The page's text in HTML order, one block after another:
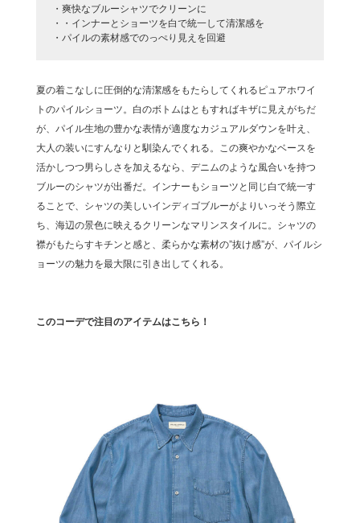
・爽快なブルーシャツでクリーンに
・・インナーとショーツを白で統一して清潔感を
・パイルの素材感でのっぺり見えを回避
夏の着こなしに圧倒的な清潔感をもたらしてくれるピュアホワイ
トのパイルショーツ。白のボトムはともすればキザに見えがちだ
が、パイル生地の豊かな表情が適度なカジュアルダウンを叶え、
大人の装いにすんなりと馴染んでくれる。この爽やかなベースを
活かしつつ男らしさを加えるなら、デニムのような風合いを持つ
ブルーのシャツが出番だ。インナーもショーツと同じ白で統一す
ることで、シャツの美しいインディゴブルーがよりいっそう際立
ち、海辺の景色に映えるクリーンなマリンスタイルに。シャツの
襟がもたらすキチンと感と、柔らかな素材の”抜け感”が、パイルシ
ョーツの魅力を最大限に引き出してくれる。
このコーデで注目のアイテムはこちら！